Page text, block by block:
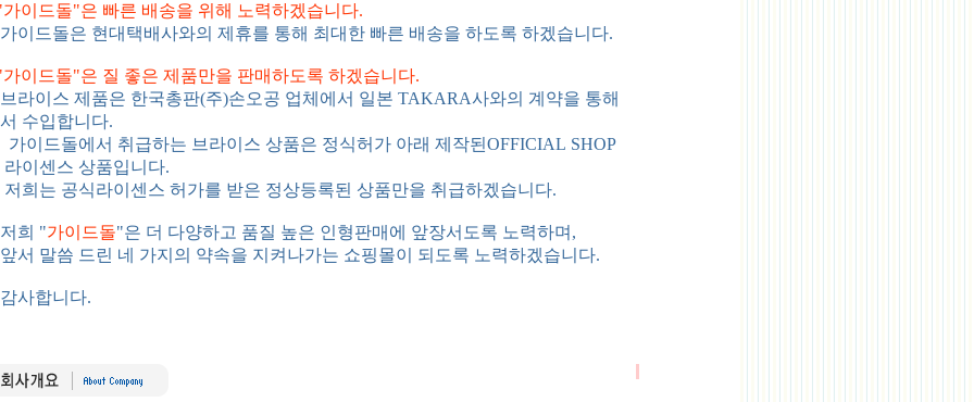
가이드돌"은 빠른 배송을 위해 노력하겠습니다.
이드돌은 현대택배사와의 제휴를 통해 최대한 빠른 배송을 하도록 하겠습니다.
가이드돌"은 질 좋은 제품만을 판매하도록 하겠습니다.
라이스 제품은 한국총판(주)손오공 업체에서 일본 TAKARA사와의 계약을 통해
수입합니다.
이드돌에서 취급하는 브라이스 상품은 정식허가 아래 제작된OFFICIAL SHOP
이센스 상품입니다.
희는 공식라이센스 허가를 받은 정상등록된 상품만을 취급하겠습니다.
희 "가이드돌"은 더 다양하고 품질 높은 인형판매에 앞장서도록 노력하며,
서 말씀 드린 네 가지의 약속을 지켜나가는 쇼핑몰이 되도록 노력하겠습니다.
사합니다.